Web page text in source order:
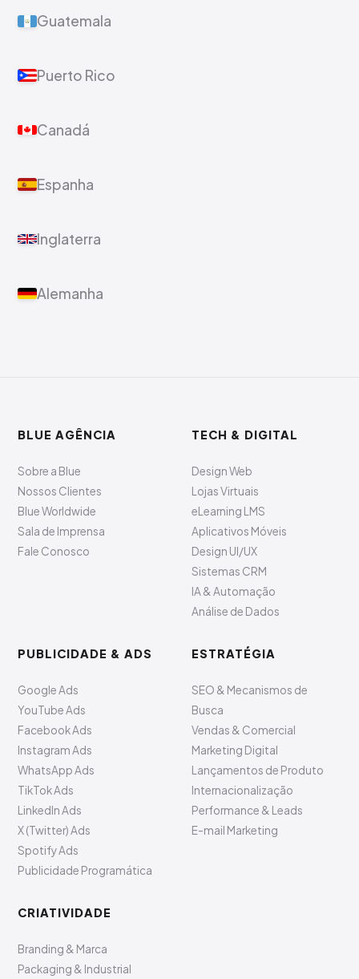
Guatemala
Puerto Rico
Canadá
Espanha
Inglaterra
Alemanha
BLUE AGÊNCIA
Sobre a Blue
Nossos Clientes
Blue Worldwide
Sala de Imprensa
Fale Conosco
TECH & DIGITAL
Design Web
Lojas Virtuais
eLearning LMS
Aplicativos Móveis
Design UI/UX
Sistemas CRM
IA & Automação
Análise de Dados
PUBLICIDADE & ADS
Google Ads
YouTube Ads
Facebook Ads
Instagram Ads
WhatsApp Ads
TikTok Ads
LinkedIn Ads
X (Twitter) Ads
Spotify Ads
Publicidade Programática
ESTRATÉGIA
SEO & Mecanismos de
Busca
Vendas & Comercial
Marketing Digital
Lançamentos de Produto
Internacionalização
Performance & Leads
E-mail Marketing
CRIATIVIDADE
Branding & Marca
Packaging & Industrial